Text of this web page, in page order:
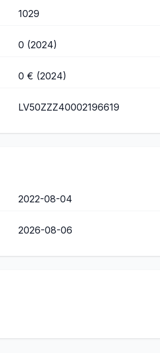
1029
0 (2024)
0 € (2024)
LV50ZZZ40002196619
2022-08-04
2026-08-06